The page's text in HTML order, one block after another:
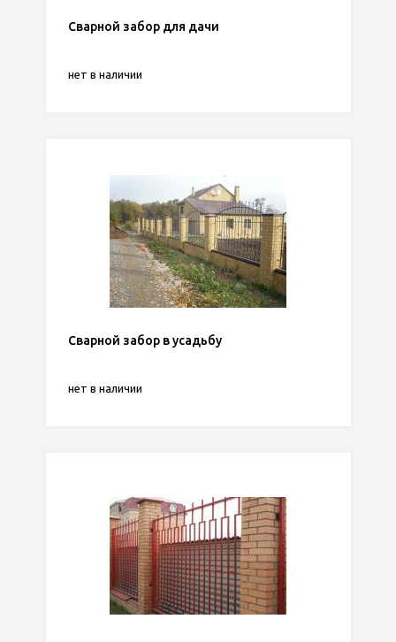
Сварной забор для дачи
нет в наличии
Сварной забор в усадьбу
нет в наличии